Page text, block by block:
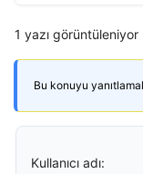
1 yazı görüntüleniyor
Bu konuyu
Kullanıcı adı: